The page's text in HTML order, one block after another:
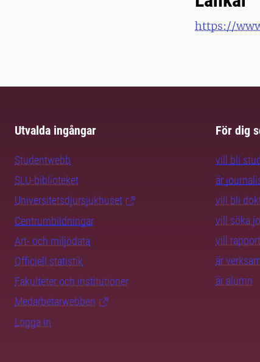
https://
Utvalda ingångar
Studentwebb
SLU-biblioteket
Universitetsdjursjukhuset
Centrumbildningar
Art- och miljödata
Officiell statistik
Fakulteter och institutioner
Medarbetarwebben
Logga in
För dig
vill bli
är
vill bli
vill söka
vill
är
är alumn